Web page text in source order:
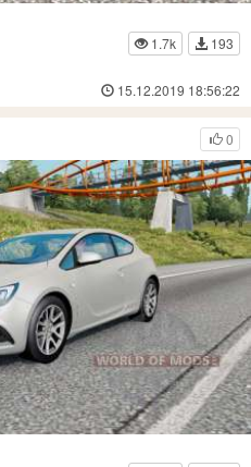
1.7k
193
15.12.2019 18:56:22
0